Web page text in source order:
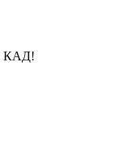
КАД!